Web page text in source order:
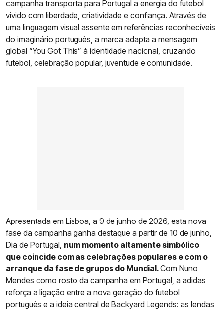
campanha transporta para Portugal a energia do futebol
vivido com liberdade, criatividade e confiança. Através de
uma linguagem visual assente em referências reconhecíveis
do imaginário português, a marca adapta a mensagem
global “You Got This” à identidade nacional, cruzando
futebol, celebração popular, juventude e comunidade.
Apresentada em Lisboa, a 9 de junho de 2026, esta nova
fase da campanha ganha destaque a partir de 10 de junho,
Dia de Portugal, num momento altamente simbólico
que coincide com as celebrações populares e com o
arranque da fase de grupos do Mundial.Com Nuno
Mendes como rosto da campanha em Portugal, a adidas
reforça a ligação entre a nova geração do futebol
português e a ideia central de Backyard Legends: as lendas